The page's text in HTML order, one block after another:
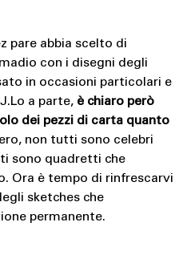
pare abbia scelto di
con i disegni degli
in occasioni particolari e
a parte, è chiaro però
dei pezzi di carta quanto
non tutti sono celebri
sono quadretti che
Ora è tempo di rinfrescarvi
sketches che
permanente.